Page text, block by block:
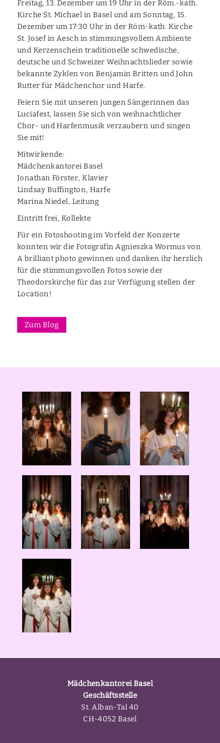
Freitag, 13. Dezember um 19 Uhr in der Röm.-kath.
Kirche St. Michael in Basel und am Sonntag, 15.
Dezember um 17:30 Uhr in der Röm-kath. Kirche
St. Josef in Aesch in stimmungsvollem Ambiente
und Kerzenschein traditionelle schwedische,
deutsche und Schweizer Weihnachtslieder sowie
bekannte Zyklen von Benjamin Britten und John
Rutter für Mädchenchor und Harfe.
Feiern Sie mit unseren jungen Sängerinnen das
Luciafest, lassen Sie sich von weihnachtlicher
Chor- und Harfenmusik verzaubern und singen
Sie mit!
Mitwirkende:
Mädchenkantorei Basel
Jonathan Förster, Klavier
Lindsay Buffington, Harfe
Marina Niedel, Leitung
Eintritt frei, Kollekte
Für ein Fotoshooting im Vorfeld der Konzerte
konnten wir die Fotografin Agnieszka Wormus von
A brilliant photo gewinnen und danken ihr herzlich
für die stimmungsvollen Fotos sowie der
Theodorskirche für das zur Verfügung stellen der
Location!
Zum Blog
Mädchenkantorei Basel
Geschäftsstelle
St. Alban-Tal 40
CH-4052 Basel